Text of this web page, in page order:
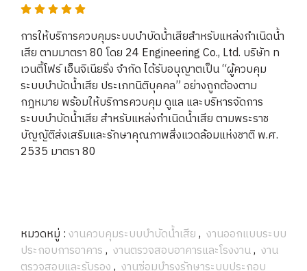
การให้บริการควบคุมระบบบำบัดน้ำเสียสำหรับแหล่งกำเนิดน้ำ
เสีย ตามมาตรา 80 โดย 24 Engineering Co., Ltd. บริษัท ท
เวนตี้โฟร์ เอ็นจิเนียริ่ง จำกัด ได้รับอนุญาตเป็น “ผู้ควบคุม
ระบบบำบัดน้ำเสีย ประเภทนิติบุคคล” อย่างถูกต้องตาม
กฎหมาย พร้อมให้บริการควบคุม ดูแล และบริหารจัดการ
ระบบบำบัดน้ำเสีย สำหรับแหล่งกำเนิดน้ำเสีย ตามพระราช
บัญญัติส่งเสริมและรักษาคุณภาพสิ่งแวดล้อมแห่งชาติ พ.ศ.
2535 มาตรา 80
หมวดหมู่ :งานควบคุมระบบบำบัดน้ำเสีย, งานออกแบบระบบ
ประกอบการอาคาร, งานตรวจสอบอาคารและโรงงาน, งาน
ตรวจสอบและรับรอง, งานซ่อมบำรุงรักษาระบบประกอบ